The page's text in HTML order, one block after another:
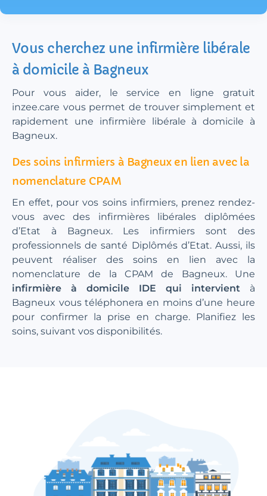
Vous cherchez une infirmière libérale
à domicile à Bagneux
Pour vous aider, le service en ligne gratuit
inzee.care vous permet de trouver simplement et
rapidement une infirmière libérale à domicile à
Bagneux.
Des soins infirmiers à Bagneux en lien avec la
nomenclature CPAM
En effet, pour vos soins infirmiers, prenez rendez-
vous avec des infirmières libérales diplômées
d’Etat à Bagneux. Les infirmiers sont des
professionnels de santé Diplômés d’Etat. Aussi, ils
peuvent réaliser des soins en lien avec la
nomenclature de la CPAM de Bagneux. Une
infirmière à domicile IDE qui intervient à
Bagneux vous téléphonera en moins d’une heure
pour confirmer la prise en charge. Planifiez les
soins, suivant vos disponibilités.